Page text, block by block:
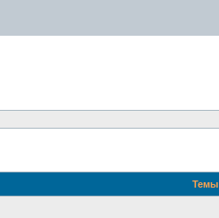
Темы